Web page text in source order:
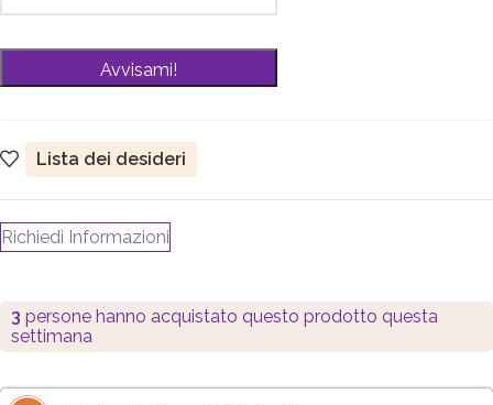
Lista dei desideri
Richiedi Informazioni
3 persone hanno acquistato questo prodotto questa
settimana